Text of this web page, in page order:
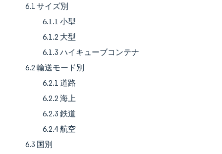
6.1 サイズ別
6.1.1 小型
6.1.2 大型
6.1.3 ハイキューブコンテナ
6.2 輸送モード別
6.2.1 道路
6.2.2 海上
6.2.3 鉄道
6.2.4 航空
6.3 国別